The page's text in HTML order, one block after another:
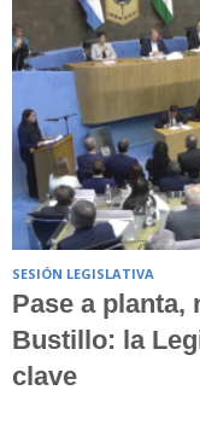
SESIÓN LEGISLATIVA
Pase a planta,
Bustillo: la
clave